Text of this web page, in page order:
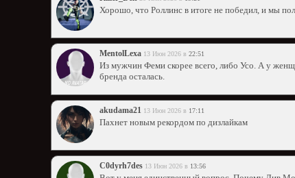
Хорошо, что Роллинс в итоге не победил, и мы
MentolLexa 13 Июн 2026 в 22:51
Из мужчин Феми скорее всего, либо Усо. А у
бренда осталась.
akudama21 13 Июн 2026 в 17:11
Пахнет новым рекордом по дизлайкам
C0dyrh7des 13 Июн 2026 в 13:56